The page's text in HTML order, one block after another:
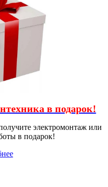
в подарок!
электромонтаж или
в подарок!